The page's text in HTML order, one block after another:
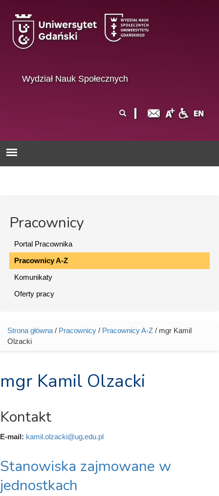
Wydział Nauk Społecznych
wyszukiwania
Pracownicy
Portal Pracownika
Pracownicy A-Z
Komunikaty
Oferty pracy
Jesteś tutaj
Strona główna / Pracownicy / Pracownicy A-Z / mgr Kamil
Olzacki
mgr Kamil Olzacki
Kontakt
E-mail: kamil.olzacki@ug.edu.pl
Stanowiska zajmowane w
jednostkach